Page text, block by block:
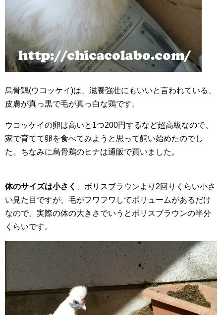
烏骨鶏(ウコッケイ)は、滋養強壮にもいいと言われている、
皮膚が真っ黒で毛が真っ白な鶏です。
ウコッケイの卵は高いと1つ200円するなど超高級なので、
家で育てて卵を食べてみようと思って飼い始めたのでし
た。ちなみに烏骨鶏のヒナは通販で買いました。
体のサイズは小さく 、ボリスブラウンより2回りくらい小さ
い見た目ですが、毛がフワフワしてボリュームがあるだけ
なので、実際の体の大きさでいうとボリスブラウンの半分
くらいです。